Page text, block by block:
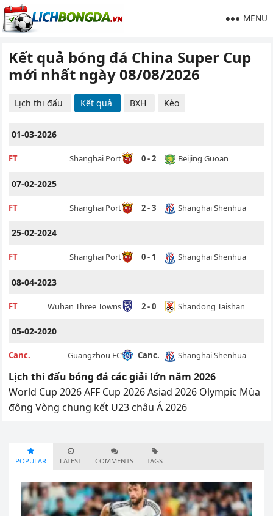
MENU
Kết quả bóng đá China Super Cup
mới nhất ngày 08/08/2026
Lịch thi đấu Kết quả BXH Kèo
01-03-2026
FT Shanghai Port 0 - 2 Beijing Guoan
07-02-2025
FT Shanghai Port 2 - 3 Shanghai Shenhua
25-02-2024
FT Shanghai Port 0 - 1 Shanghai Shenhua
08-04-2023
FT Wuhan Three Towns 2 - 0 Shandong Taishan
05-02-2020
Canc. Guangzhou FC Canc. Shanghai Shenhua
Lịch thi đấu bóng đá các giải lớn năm 2026
World Cup 2026 AFF Cup 2026 Asiad 2026 Olympic Mùa
đông Vòng chung kết U23 châu Á 2026
POPULAR LATEST COMMENTS TAGS